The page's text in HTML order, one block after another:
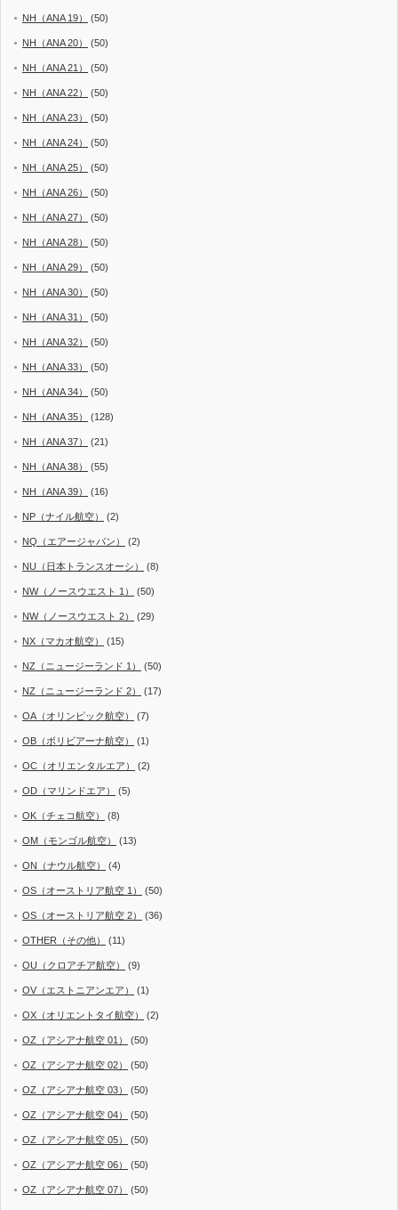
NH（ANA 19） (50)
NH（ANA 20） (50)
NH（ANA 21） (50)
NH（ANA 22） (50)
NH（ANA 23） (50)
NH（ANA 24） (50)
NH（ANA 25） (50)
NH（ANA 26） (50)
NH（ANA 27） (50)
NH（ANA 28） (50)
NH（ANA 29） (50)
NH（ANA 30） (50)
NH（ANA 31） (50)
NH（ANA 32） (50)
NH（ANA 33） (50)
NH（ANA 34） (50)
NH（ANA 35） (128)
NH（ANA 37） (21)
NH（ANA 38） (55)
NH（ANA 39） (16)
NP（ナイル航空） (2)
NQ（エアージャパン） (2)
NU（日本トランスオーシ） (8)
NW（ノースウエスト 1） (50)
NW（ノースウエスト 2） (29)
NX（マカオ航空） (15)
NZ（ニュージーランド 1） (50)
NZ（ニュージーランド 2） (17)
OA（オリンピック航空） (7)
OB（ボリビアーナ航空） (1)
OC（オリエンタルエア） (2)
OD（マリンドエア） (5)
OK（チェコ航空） (8)
OM（モンゴル航空） (13)
ON（ナウル航空） (4)
OS（オーストリア航空 1） (50)
OS（オーストリア航空 2） (36)
OTHER（その他） (11)
OU（クロアチア航空） (9)
OV（エストニアンエア） (1)
OX（オリエントタイ航空） (2)
OZ（アシアナ航空 01） (50)
OZ（アシアナ航空 02） (50)
OZ（アシアナ航空 03） (50)
OZ（アシアナ航空 04） (50)
OZ（アシアナ航空 05） (50)
OZ（アシアナ航空 06） (50)
OZ（アシアナ航空 07） (50)